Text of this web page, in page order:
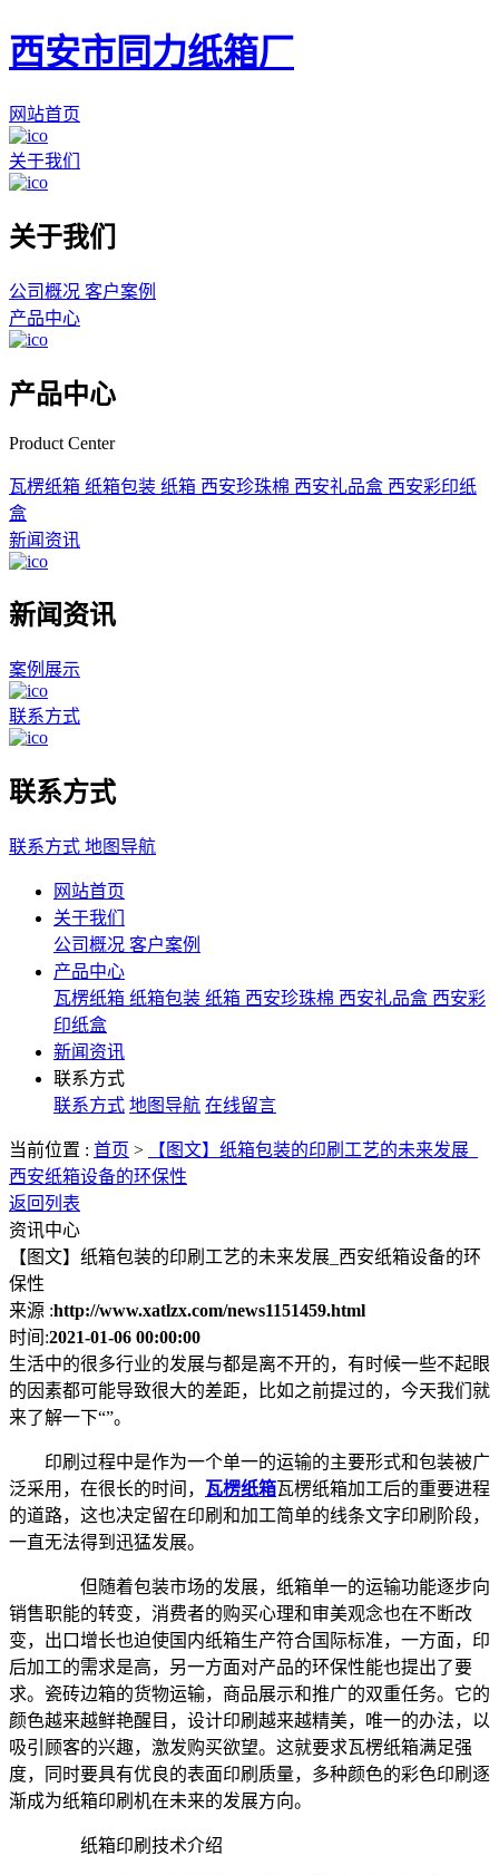
西安市同力纸箱厂
网站首页
关于我们
关于我们
公司概况 客户案例
产品中心
产品中心
Product Center
瓦楞纸箱 纸箱包装 纸箱 西安珍珠棉 西安礼品盒 西安彩印纸
盒
新闻资讯
新闻资讯
案例展示
联系方式
联系方式
联系方式 地图导航
网站首页
关于我们
公司概况 客户案例
产品中心
瓦楞纸箱 纸箱包装 纸箱 西安珍珠棉 西安礼品盒 西安彩
印纸盒
新闻资讯
联系方式
联系方式 地图导航 在线留言
当前位置 : 首页 >
【图文】纸箱包装的印刷工艺的未来发展_
西安纸箱设备的环保性
返回列表
资讯中心
【图文】纸箱包装的印刷工艺的未来发展_西安纸箱设备的环
保性
来源 :http://www.xatlzx.com/news1151459.html
时间:2021-01-06 00:00:00
生活中的很多行业的发展与都是离不开的，有时候一些不起眼
的因素都可能导致很大的差距，比如之前提过的，今天我们就
来了解一下“”。
印刷过程中是作为一个单一的运输的主要形式和包装被广
泛采用，在很长的时间， 瓦楞纸箱瓦楞纸箱加工后的重要进程
的道路，这也决定留在印刷和加工简单的线条文字印刷阶段，
一直无法得到迅猛发展。
但随着包装市场的发展，纸箱单一的运输功能逐步向
销售职能的转变，消费者的购买心理和审美观念也在不断改
变，出口增长也迫使国内纸箱生产符合国际标准，一方面，印
后加工的需求是高，另一方面对产品的环保性能也提出了要
求。瓷砖边箱的货物运输，商品展示和推广的双重任务。它的
颜色越来越鲜艳醒目，设计印刷越来越精美，唯一的办法，以
吸引顾客的兴趣，激发购买欲望。这就要求瓦楞纸箱满足强
度，同时要具有优良的表面印刷质量，多种颜色的彩色印刷逐
渐成为纸箱印刷机在未来的发展方向。
纸箱印刷技术介绍